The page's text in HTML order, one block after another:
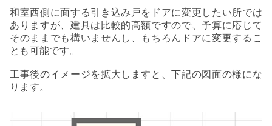
和室西側に面する引き込み戸をドアに変更したい所では
ありますが、建具は比較的高額ですので、予算に応じて
そのままでも構いませんし、もちろんドアに変更するこ
とも可能です。
工事後のイメージを拡大しますと、下記の図面の様にな
ります。